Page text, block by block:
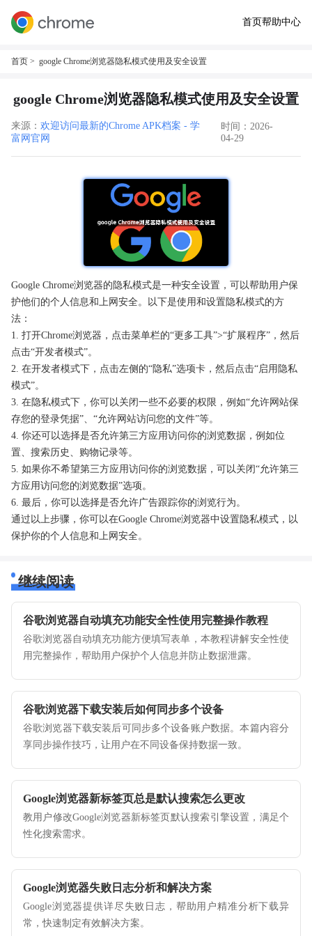
首页帮助中心
首页 > google Chrome浏览器隐私模式使用及安全设置
google Chrome浏览器隐私模式使用及安全设置
来源： 欢迎访问最新的Chrome APK档案 - 学
富网官网
时间：2026-
04-29
Google Chrome浏览器的隐私模式是一种安全设置，可以帮助用户保
护他们的个人信息和上网安全。以下是使用和设置隐私模式的方
法：
1. 打开Chrome浏览器，点击菜单栏的“更多工具”>“扩展程序”，然后
点击“开发者模式”。
2. 在开发者模式下，点击左侧的“隐私”选项卡，然后点击“启用隐私
模式”。
3. 在隐私模式下，你可以关闭一些不必要的权限，例如“允许网站保
存您的登录凭据”、“允许网站访问您的文件”等。
4. 你还可以选择是否允许第三方应用访问你的浏览数据，例如位
置、搜索历史、购物记录等。
5. 如果你不希望第三方应用访问你的浏览数据，可以关闭“允许第三
方应用访问您的浏览数据”选项。
6. 最后，你可以选择是否允许广告跟踪你的浏览行为。
通过以上步骤，你可以在Google Chrome浏览器中设置隐私模式，以
保护你的个人信息和上网安全。
继续阅读
谷歌浏览器自动填充功能安全性使用完整操作教程
谷歌浏览器自动填充功能方便填写表单，本教程讲解安全性使
用完整操作，帮助用户保护个人信息并防止数据泄露。
谷歌浏览器下载安装后如何同步多个设备
谷歌浏览器下载安装后可同步多个设备账户数据。本篇内容分
享同步操作技巧，让用户在不同设备保持数据一致。
Google浏览器新标签页总是默认搜索怎么更改
教用户修改Google浏览器新标签页默认搜索引擎设置，满足个
性化搜索需求。
Google浏览器失败日志分析和解决方案
Google浏览器提供详尽失败日志，帮助用户精准分析下载异
常，快速制定有效解决方案。